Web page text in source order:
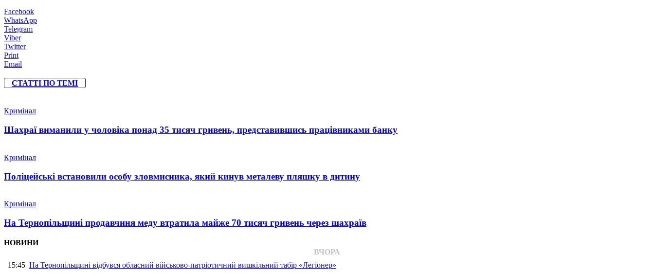
Facebook
WhatsApp
Telegram
Viber
Twitter
Print
Email
СТАТТІ ПО ТЕМІ
Кримінал
Шахраї виманили у чоловіка понад 35 тисяч гривень, представившись працівниками банку
Кримінал
Поліцейські встановили особу зловмисника, який кинув металеву пляшку в дитину
Кримінал
На Тернопільщині продавчиня меду втратила майже 70 тисяч гривень через шахраїв
НОВИНИ
ВЧОРА
15:45 На Тернопільщині відбувся обласний військово-патріотичний вишкільний табір «Легіонер»